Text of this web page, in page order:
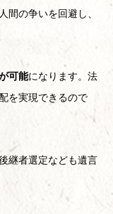
間の争いを回避し、
可能になります。法
を実現できるので
継者選定なども遺言